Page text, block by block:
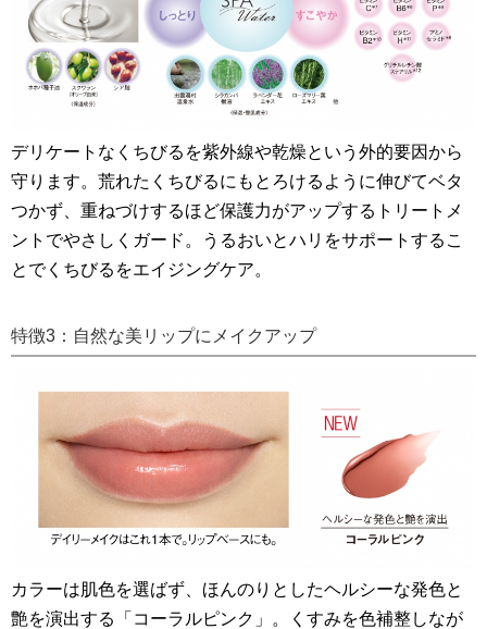
デリケートなくちびるを紫外線や乾燥という外的要因から
守ります。荒れたくちびるにもとろけるように伸びてベタ
つかず、重ねづけするほど保護力がアップするトリートメ
ントでやさしくガード。うるおいとハリをサポートするこ
とでくちびるをエイジングケア。
特徴3：自然な美リップにメイクアップ
カラーは肌色を選ばず、ほんのりとしたヘルシーな発色と
艶を演出する「コーラルピンク」。くすみを色補整しなが